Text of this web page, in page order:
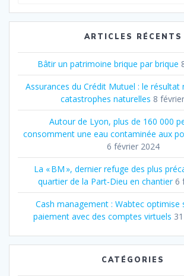
:
ARTICLES RÉCENTS
Bâtir un patrimoine brique par brique
Assurances du Crédit Mutuel : le résultat
catastrophes naturelles 8
Autour de Lyon, plus de 160 000
consomment une eau contaminée aux
6 février 2024
La « BM », dernier refuge des plus
quartier de la Part‐Dieu en chantier 6
Cash management : Wabtec optimise
paiement avec des comptes virtuels
CATÉGORIES